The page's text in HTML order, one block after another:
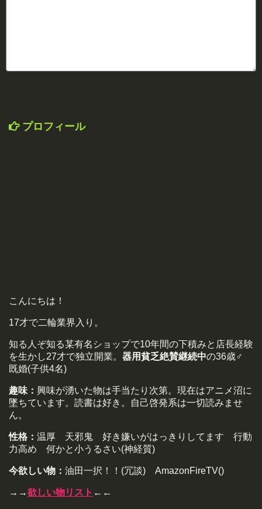
プロフィール
こんにちは！
17才で二輪業界入り。
知る人ぞ知る某有名ショップで10年間の下積みと店長経験
を生かし27才で独立開業。 器用貧乏絶賛継続中の36歳♂
既婚(子供4名)
趣味： 興味が湧いた物は手当たり次第。現在はアニメ沼に
墜ちています。読書は好き。自己啓発系は一切読みませ
ん。
性格： 温厚 天邪鬼 好き嫌いがはっきりしてます 行動
力高め 何かと小うるさい(神経質)
今欲しい物： 油田一択！！(冗談) AmazonFireTV()
→→欲しい物リスト ←←